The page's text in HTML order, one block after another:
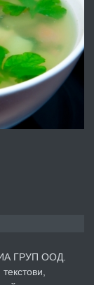
на Ангел
преди 1 година
за
преди 1 година
ГРУП ООД.